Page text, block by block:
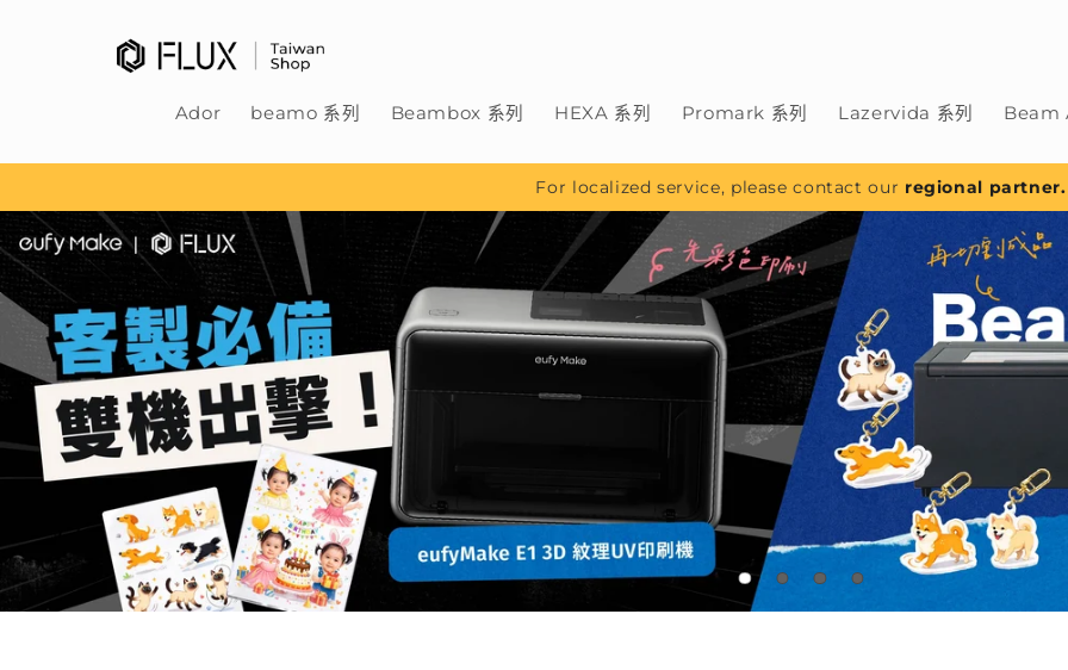
Ador beamo 系列 Beambox 系列 HEXA 系列 Promark 系列 Lazervida 系列 Beam
For localized service, please contact our regional partner.